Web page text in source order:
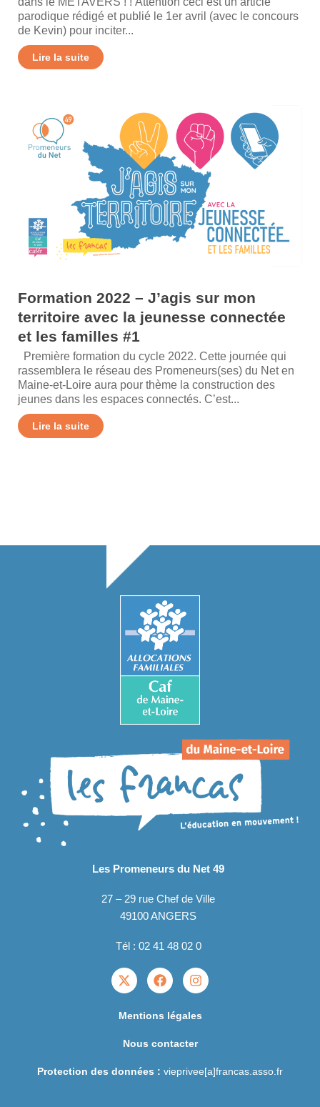
parodique rédigé et publié le 1er avril (avec le concours
de Kevin) pour inciter...
Lire la suite
Formation 2022 – J’agis sur mon
territoire avec la jeunesse connectée
et les familles #1
Première formation du cycle 2022. Cette journée qui
rassemblera le réseau des Promeneurs(ses) du Net en
Maine-et-Loire aura pour thème la construction des
jeunes dans les espaces connectés. C’est...
Lire la suite
Les Promeneurs du Net 49
27 – 29 rue Chef de Ville
49100 ANGERS
Tél : 02 41 48 02 0
Mentions légales
Nous contacter
Protection des données : vieprivee[a]francas.asso.fr